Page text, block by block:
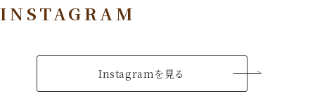
INSTAGRAM
Instagramを見る